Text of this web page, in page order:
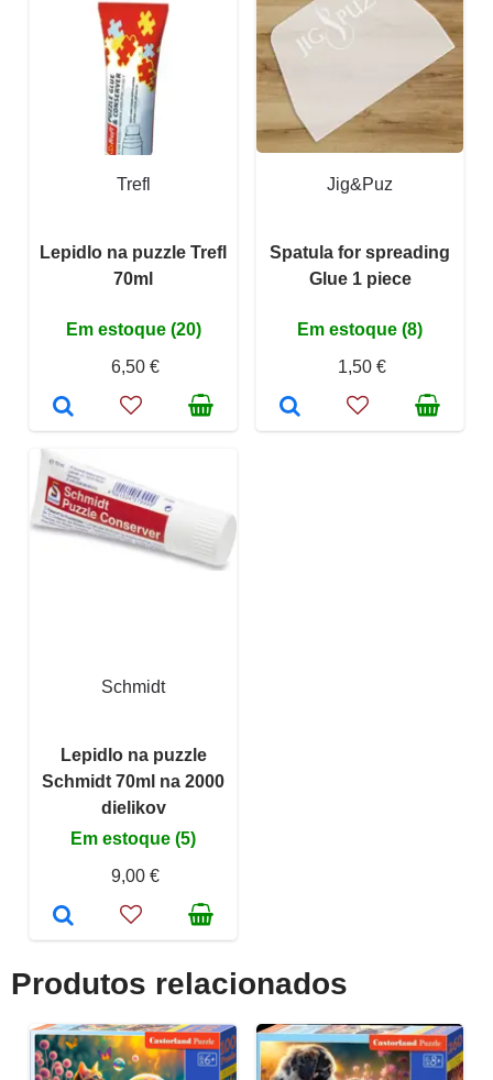
Trefl
Lepidlo na puzzle Trefl
70ml
Em estoque (20)
6,50 €
Jig&Puz
Spatula for spreading
Glue 1 piece
Em estoque (8)
1,50 €
Schmidt
Lepidlo na puzzle
Schmidt 70ml na 2000
dielikov
Em estoque (5)
9,00 €
Produtos relacionados